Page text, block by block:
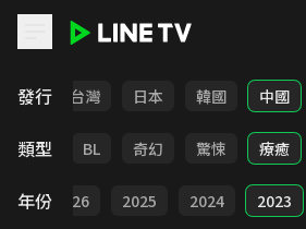
發行
全部 台灣 日本 韓國 中國
類型
勵志 BL 奇幻 驚悚 療癒
年份
部 2026 2025 2024 2023